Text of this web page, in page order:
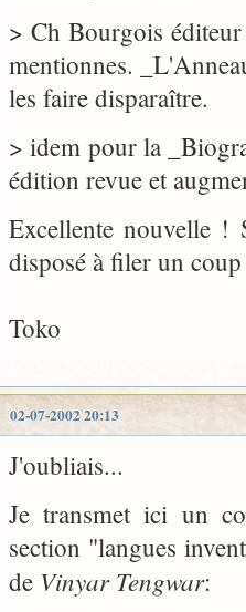
> Ch Bourgois
mentionnes.
les faire disparaître.
> idem pour la
édition revue et
Excellente nouvelle !
disposé à filer un
Toko
02-07-2002 20:13
J'oubliais...
Je transmet ici un
section "langues
de Vinyar Tengwar: